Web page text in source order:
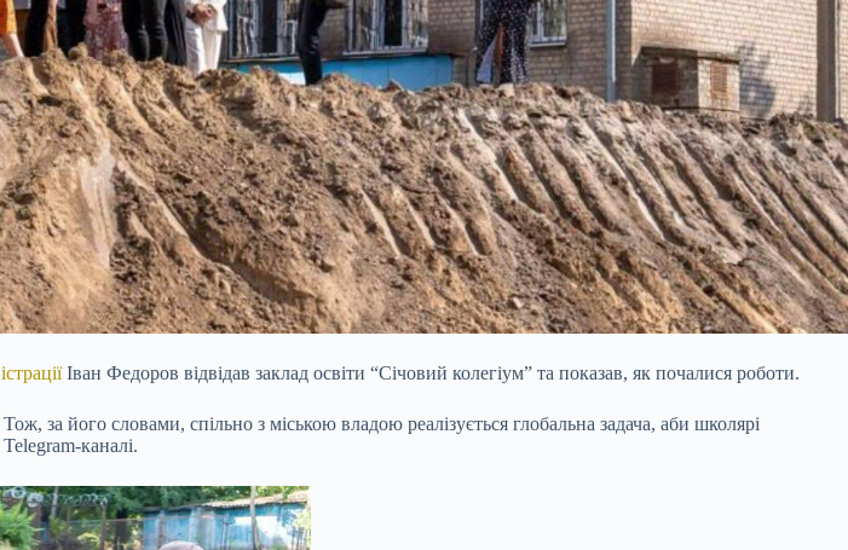
Іван Федоров відвідав заклад освіти “Січовий колегіум” та показав, як почалися роботи.
Тож, за його словами, спільно з міською владою реалізується глобальна задача, аби школярі
каналі.